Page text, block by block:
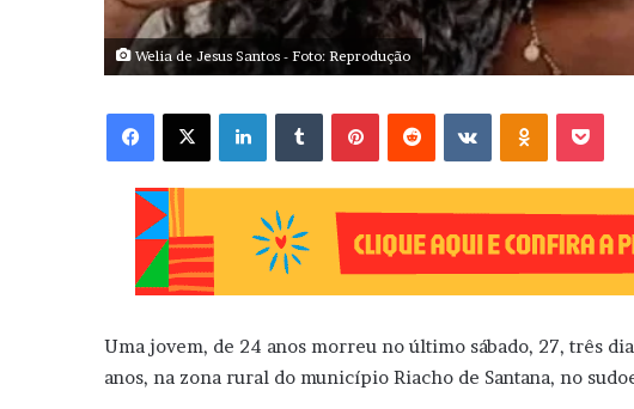
Welia de Jesus Santos - Foto: Reprodução
Facebook X Linkedin VK OK
Uma jovem, de 24 anos morreu no último sábado, 27, três
anos, na zona rural do município Riacho de Santana, no